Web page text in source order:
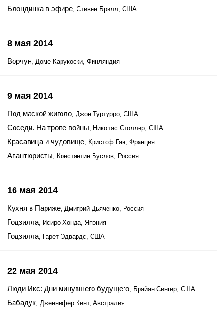
Блондинка в эфире, Стивен Брилл, США
8 мая 2014
Ворчун, Доме Карукоски, Финляндия
9 мая 2014
Под маской жиголо, Джон Туртурро, США
Соседи. На тропе войны, Николас Столлер, США
Красавица и чудовище, Кристоф Ган, Франция
Авантюристы, Константин Буслов, Россия
16 мая 2014
Кухня в Париже, Дмитрий Дьяченко, Россия
Годзилла, Исиро Хонда, Япония
Годзилла, Гарет Эдвардс, США
22 мая 2014
Люди Икс: Дни минувшего будущего, Брайан Сингер, США
Бабадук, Дженнифер Кент, Австралия